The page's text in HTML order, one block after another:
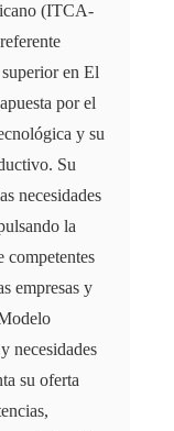
(ITCA-
en El
por el
y su
Su
necesidades
la
competentes
empresas y
necesidades
su oferta